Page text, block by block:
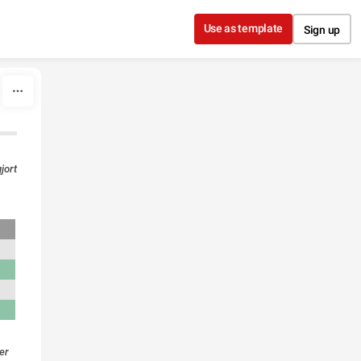
Use as template Sign up